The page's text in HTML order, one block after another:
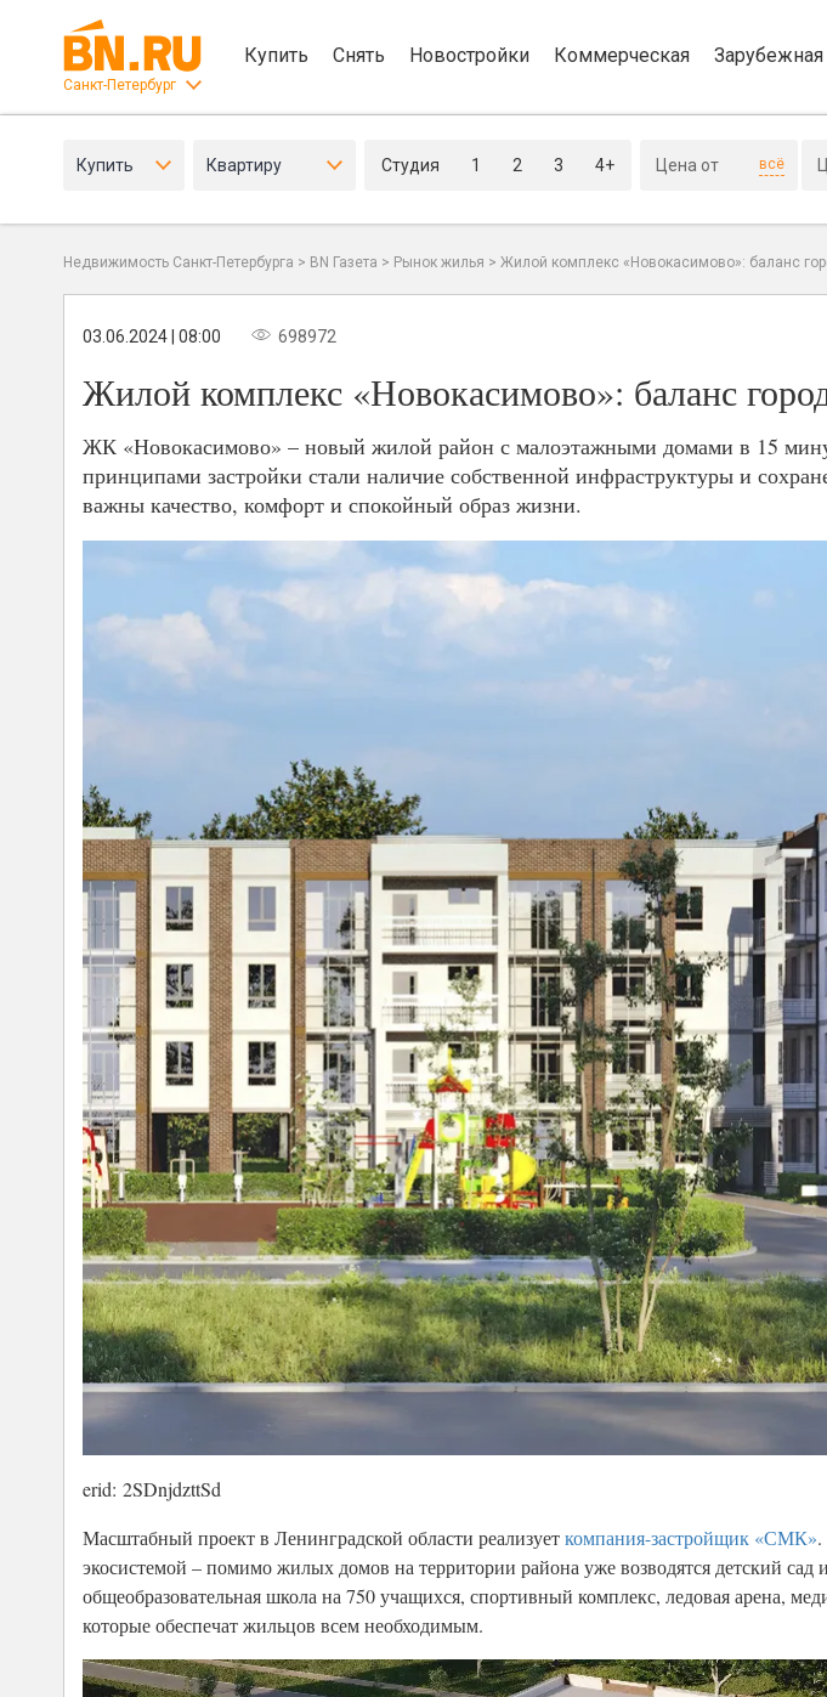
Санкт-Петербург
Купить Снять Новостройки Коммерческая Зарубежная
Купить Квартиру Студия 1 2 3 4+ всё
Недвижимость Санкт-Петербурга > BN Газета > Рынок жилья > Жилой комплекс «Новокасимово»: баланс
03.06.2024 | 08:00 698972
Жилой комплекс «Новокасимово»: баланс
ЖК «Новокасимово» – новый жилой район с малоэтажными домами в 15
принципами застройки стали наличие собственной инфраструктуры и
важны качество, комфорт и спокойный образ жизни.
erid: 2SDnjdzttSd
Масштабный проект в Ленинградской области реализуеткомпания-застройщик «СМК»
экосистемой – помимо жилых домов на территории района уже возводятся детский
общеобразовательная школа на 750 учащихся, спортивный комплекс, ледовая арена,
которые обеспечат жильцов всем необходимым.